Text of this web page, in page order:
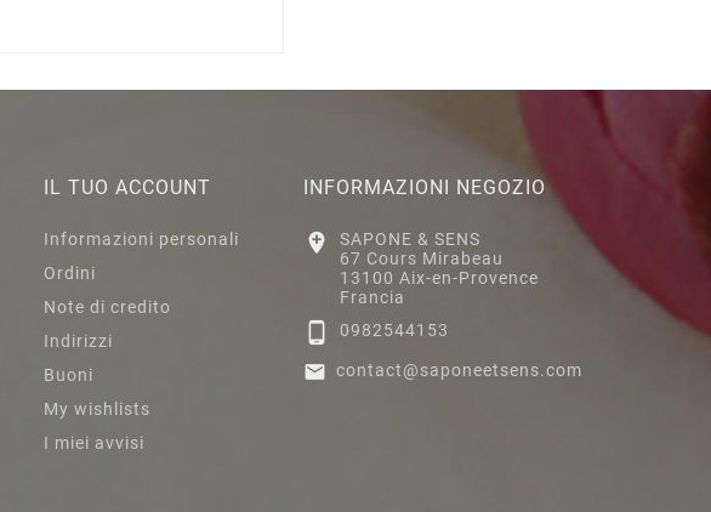
IL TUO ACCOUNT
Informazioni personali
Ordini
Note di credito
Indirizzi
Buoni
My wishlists
I miei avvisi
INFORMAZIONI NEGOZIO

SAPONE & SENS
67 Cours Mirabeau
13100 Aix-en-Provence
Francia
 0982544153
 contact@saponeetsens.com